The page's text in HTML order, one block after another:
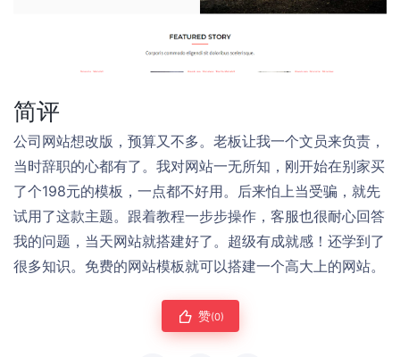
简评
公司网站想改版，预算又不多。老板让我一个文员来负责，
当时辞职的心都有了。我对网站一无所知，刚开始在别家买
了个198元的模板，一点都不好用。后来怕上当受骗，就先
试用了这款主题。跟着教程一步步操作，客服也很耐心回答
我的问题，当天网站就搭建好了。超级有成就感！还学到了
很多知识。免费的网站模板就可以搭建一个高大上的网站。
赞(0)